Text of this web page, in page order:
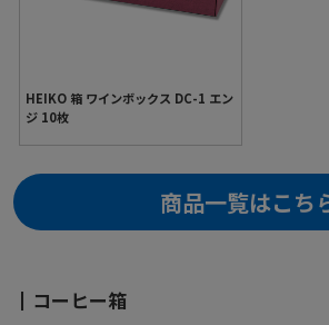
HEIKO 箱 ワインボックス DC-1 エン
ジ 10枚
商品一覧はこち
コーヒー箱